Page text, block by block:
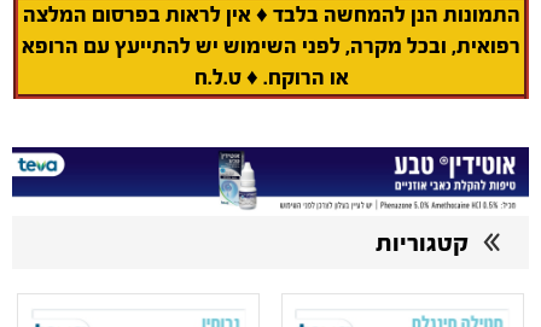
התמונות הנן להמחשה בלבד ♦ אין לראות בפרסום המלצה
רפואית, ובכל מקרה, לפני השימוש יש להתייעץ עם הרופא
או הרוקח. ♦ ט.ל.ח
קטגוריות